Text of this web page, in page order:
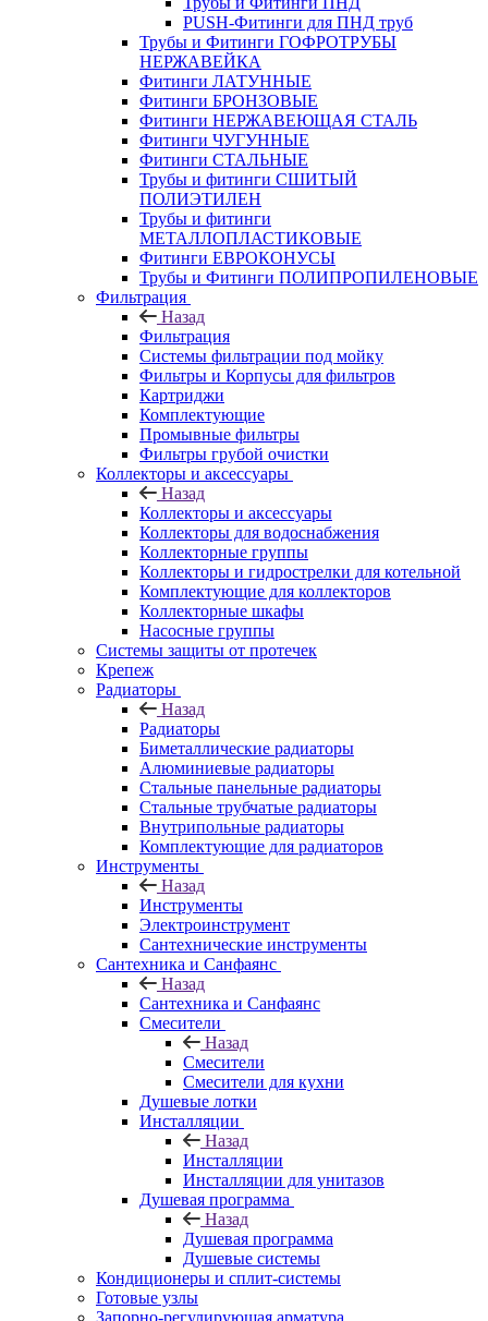
PUSH-Фитинги для ПНД труб
Трубы и Фитинги ГОФРОТРУБЫ
НЕРЖАВЕЙКА
Фитинги ЛАТУННЫЕ
Фитинги БРОНЗОВЫЕ
Фитинги НЕРЖАВЕЮЩАЯ СТАЛЬ
Фитинги ЧУГУННЫЕ
Фитинги СТАЛЬНЫЕ
Трубы и фитинги СШИТЫЙ
ПОЛИЭТИЛЕН
Трубы и фитинги
МЕТАЛЛОПЛАСТИКОВЫЕ
Фитинги ЕВРОКОНУСЫ
Трубы и Фитинги ПОЛИПРОПИЛЕНОВЫЕ
Фильтрация
Назад
Фильтрация
Системы фильтрации под мойку
Фильтры и Корпусы для фильтров
Картриджи
Комплектующие
Промывные фильтры
Фильтры грубой очистки
Коллекторы и аксессуары
Назад
Коллекторы и аксессуары
Коллекторы для водоснабжения
Коллекторные группы
Коллекторы и гидрострелки для котельной
Комплектующие для коллекторов
Коллекторные шкафы
Насосные группы
Системы защиты от протечек
Крепеж
Радиаторы
Назад
Радиаторы
Биметаллические радиаторы
Алюминиевые радиаторы
Стальные панельные радиаторы
Стальные трубчатые радиаторы
Внутрипольные радиаторы
Комплектующие для радиаторов
Инструменты
Назад
Инструменты
Электроинструмент
Сантехнические инструменты
Сантехника и Санфаянс
Назад
Сантехника и Санфаянс
Смесители
Назад
Смесители
Смесители для кухни
Душевые лотки
Инсталляции
Назад
Инсталляции
Инсталляции для унитазов
Душевая программа
Назад
Душевая программа
Душевые системы
Кондиционеры и сплит-системы
Готовые узлы
Запорно-регулирующая арматура